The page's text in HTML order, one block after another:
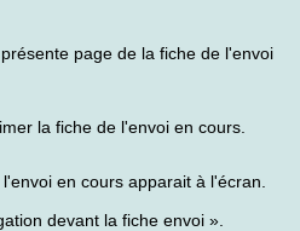
page de la fiche de l'envoi
la fiche de l'envoi en cours.
en cours apparait à l'écran.
devant la fiche envoi ».